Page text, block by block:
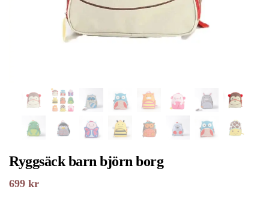
Ryggsäck barn björn borg
699 kr